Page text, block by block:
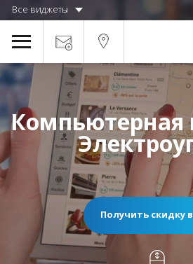
Все виджеты
Получить скидку в